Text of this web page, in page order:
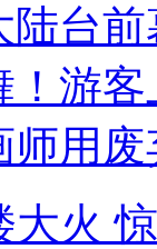
台
游客
用
大火